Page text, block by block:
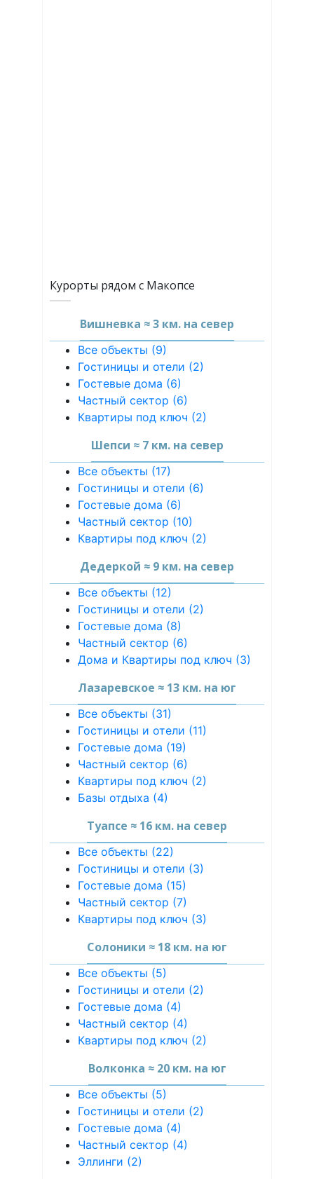
Курорты рядом с Макопсе
Вишневка ≈ 3 км. на север
Все объекты (9)
Гостиницы и отели (2)
Гостевые дома (6)
Частный сектор (6)
Квартиры под ключ (2)
Шепси ≈ 7 км. на север
Все объекты (17)
Гостиницы и отели (6)
Гостевые дома (6)
Частный сектор (10)
Квартиры под ключ (2)
Дедеркой ≈ 9 км. на север
Все объекты (12)
Гостиницы и отели (2)
Гостевые дома (8)
Частный сектор (6)
Дома и Квартиры под ключ (3)
Лазаревское ≈ 13 км. на юг
Все объекты (31)
Гостиницы и отели (11)
Гостевые дома (19)
Частный сектор (6)
Квартиры под ключ (2)
Базы отдыха (4)
Туапсе ≈ 16 км. на север
Все объекты (22)
Гостиницы и отели (3)
Гостевые дома (15)
Частный сектор (7)
Квартиры под ключ (3)
Солоники ≈ 18 км. на юг
Все объекты (5)
Гостиницы и отели (2)
Гостевые дома (4)
Частный сектор (4)
Квартиры под ключ (2)
Волконка ≈ 20 км. на юг
Все объекты (5)
Гостиницы и отели (2)
Гостевые дома (4)
Частный сектор (4)
Эллинги (2)